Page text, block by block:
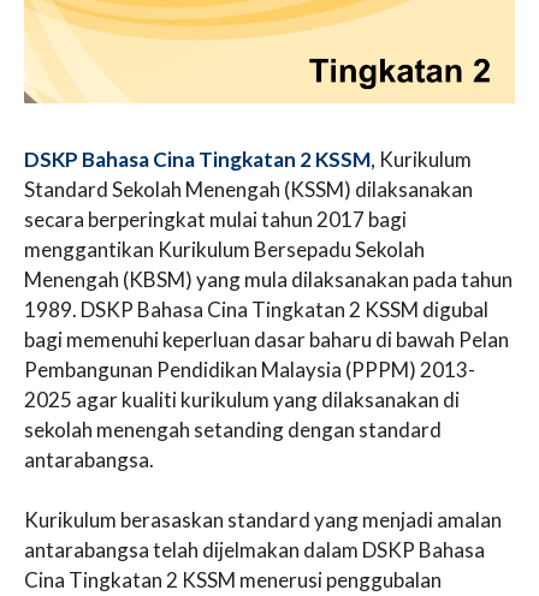
DSKP Bahasa Cina Tingkatan 2 KSSM, Kurikulum
Standard Sekolah Menengah (KSSM) dilaksanakan
secara berperingkat mulai tahun 2017 bagi
menggantikan Kurikulum Bersepadu Sekolah
Menengah (KBSM) yang mula dilaksanakan pada tahun
1989. DSKP Bahasa Cina Tingkatan 2 KSSM digubal
bagi memenuhi keperluan dasar baharu di bawah Pelan
Pembangunan Pendidikan Malaysia (PPPM) 2013-
2025 agar kualiti kurikulum yang dilaksanakan di
sekolah menengah setanding dengan standard
antarabangsa.
Kurikulum berasaskan standard yang menjadi amalan
antarabangsa telah dijelmakan dalam DSKP Bahasa
Cina Tingkatan 2 KSSM menerusi penggubalan